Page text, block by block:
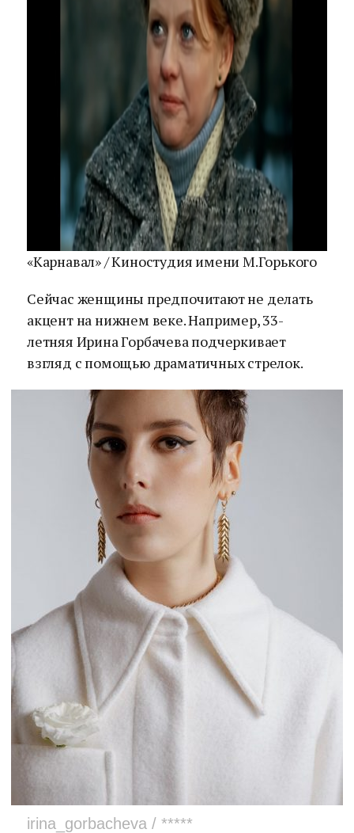
«Карнавал» / Киностудия имени М.Горького
Сейчас женщины предпочитают не делать
акцент на нижнем веке. Например, 33-
летняя Ирина Горбачева подчеркивает
взгляд с помощью драматичных стрелок.
irina_gorbacheva / *****